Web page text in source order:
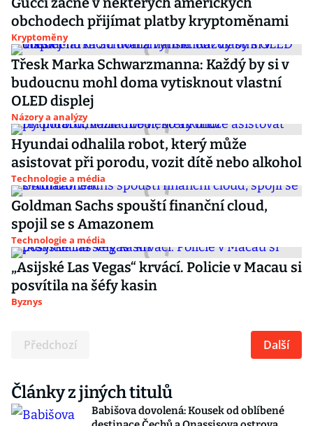
obchodech přijímat platby kryptoměnami
Kryptoměny
Třesk Marka Schwarzmanna: Každý by si v
budoucnu mohl doma vytisknout vlastní
OLED displej
Názory a analýzy
Hyundai odhalila robot, který může
asistovat při porodu, vozit dítě nebo alkohol
Technologie a média
Goldman Sachs spouští finanční cloud,
spojil se s Amazonem
Technologie a média
„Asijské Las Vegas“ krvácí. Policie v Macau si
posvítila na šéfy kasin
Byznys
Předchozí Další
Články z jiných titulů
Babišova dovolená: Kousek od oblíbené